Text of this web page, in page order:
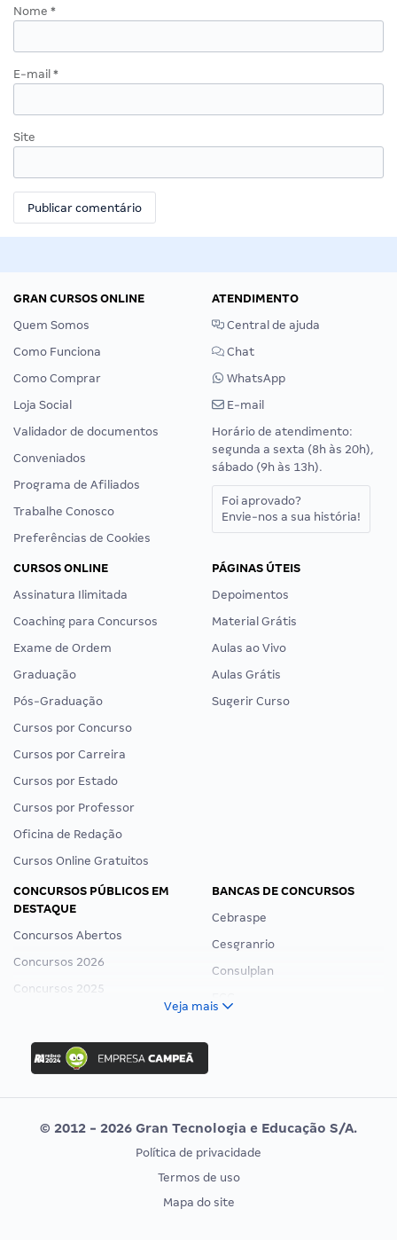
Nome *
E-mail *
Site
GRAN CURSOS ONLINE
Quem Somos
Como Funciona
Como Comprar
Loja Social
Validador de documentos
Conveniados
Programa de Afiliados
Trabalhe Conosco
Preferências de Cookies
ATENDIMENTO
Central de ajuda
Chat
WhatsApp
E-mail
Horário de atendimento:
segunda a sexta (8h às 20h),
sábado (9h às 13h).
Foi aprovado?
Envie-nos a sua história!
CURSOS ONLINE
Assinatura Ilimitada
Coaching para Concursos
Exame de Ordem
Graduação
Pós-Graduação
Cursos por Concurso
Cursos por Carreira
Cursos por Estado
Cursos por Professor
Oficina de Redação
Cursos Online Gratuitos
PÁGINAS ÚTEIS
Depoimentos
Material Grátis
Aulas ao Vivo
Aulas Grátis
Sugerir Curso
CONCURSOS PÚBLICOS EM
DESTAQUE
Concursos Abertos
Concursos 2026
Concursos 2025
Concurso Ibama
Concurso MPU
Editais publicados
BANCAS DE CONCURSOS
Cebraspe
Cesgranrio
Consulplan
Vunesp
CONCURSOS POR PROFISSÃO
EXAME DE ORDEM
Veja mais
© 2012 - 2026 Gran Tecnologia e Educação S/A.
Política de privacidade
Termos de uso
Mapa do site